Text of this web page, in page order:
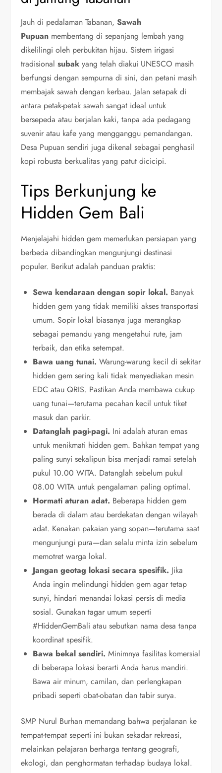
Jauh di pedalaman Tabanan,Sawah
Pupuan membentang di sepanjang lembah yang
dikelilingi oleh perbukitan hijau. Sistem irigasi
tradisionalsubak yang telah diakui UNESCO masih
berfungsi dengan sempurna di sini, dan petani masih
membajak sawah dengan kerbau. Jalan setapak di
antara petak-petak sawah sangat ideal untuk
bersepeda atau berjalan kaki, tanpa ada pedagang
suvenir atau kafe yang mengganggu pemandangan.
Desa Pupuan sendiri juga dikenal sebagai penghasil
kopi robusta berkualitas yang patut dicicipi.
Tips Berkunjung ke
Hidden Gem Bali
Menjelajahi hidden gem memerlukan persiapan yang
berbeda dibandingkan mengunjungi destinasi
populer. Berikut adalah panduan praktis:
Sewa kendaraan dengan sopir lokal. Banyak
hidden gem yang tidak memiliki akses transportasi
umum. Sopir lokal biasanya juga merangkap
sebagai pemandu yang mengetahui rute, jam
terbaik, dan etika setempat.
Bawa uang tunai. Warung-warung kecil di sekitar
hidden gem sering kali tidak menyediakan mesin
EDC atau QRIS. Pastikan Anda membawa cukup
uang tunai—terutama pecahan kecil untuk tiket
masuk dan parkir.
Datanglah pagi-pagi. Ini adalah aturan emas
untuk menikmati hidden gem. Bahkan tempat yang
paling sunyi sekalipun bisa menjadi ramai setelah
pukul 10.00 WITA. Datanglah sebelum pukul
08.00 WITA untuk pengalaman paling optimal.
Hormati aturan adat. Beberapa hidden gem
berada di dalam atau berdekatan dengan wilayah
adat. Kenakan pakaian yang sopan—terutama saat
mengunjungi pura—dan selalu minta izin sebelum
memotret warga lokal.
Jangan geotag lokasi secara spesifik. Jika
Anda ingin melindungi hidden gem agar tetap
sunyi, hindari menandai lokasi persis di media
sosial. Gunakan tagar umum seperti
#HiddenGemBali atau sebutkan nama desa tanpa
koordinat spesifik.
Bawa bekal sendiri. Minimnya fasilitas komersial
di beberapa lokasi berarti Anda harus mandiri.
Bawa air minum, camilan, dan perlengkapan
pribadi seperti obat-obatan dan tabir surya.
SMP Nurul Burhan memandang bahwa perjalanan ke
tempat-tempat seperti ini bukan sekadar rekreasi,
melainkan pelajaran berharga tentang geografi,
ekologi, dan penghormatan terhadap budaya lokal.